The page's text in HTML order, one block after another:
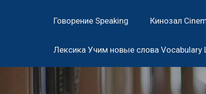
Говорение Speaking Кинозал
Лексика Учим новые слова Vocabulary